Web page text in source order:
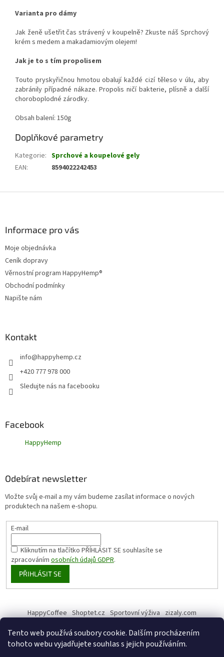
Tento web používá soubory cookie. Dalším procházením
tohoto webu vyjadřujete souhlas s jejich používáním.
Varianta pro dámy
Jak ženě ušetřit čas strávený v koupelně? Zkuste náš Sprchový
krém s medem a makadamiovým olejem!
Jak je to s tím propolisem
Touto pryskyřičnou hmotou obalují každé cizí těleso v úlu, aby
zabránily případné nákaze. Propolis ničí bakterie, plísně a další
choroboplodné zárodky.
Obsah balení: 150g
Doplňkové parametry
Kategorie: Sprchové a koupelové gely
EAN: 8594022242453
Informace pro vás
Moje objednávka
Ceník dopravy
Věrnostní program HappyHemp®
Obchodní podmínky
Napište nám
Kontakt
info@happyhemp.cz
+420 777 978 000
Sledujte nás na facebooku
Facebook
HappyHemp
Odebírat newsletter
Vložte svůj e-mail a my vám budeme zasílat informace o nových
produktech na našem e-shopu.
E-mail
Kliknutím na tlačítko PŘÍHLÁSIT SEsouhlasíte se
zpracovánímosobních údajů GDPR.
PŘIHLÁSIT SE
HappyCoffee Shoptet.cz Sportovní výživa zizaly.com